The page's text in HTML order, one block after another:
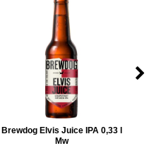
Brewdog Elvis Juice IPA 0,33 l
Mw